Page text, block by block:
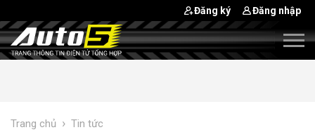
Đăng ký Đăng nhập
Trang chủ › Tin tức